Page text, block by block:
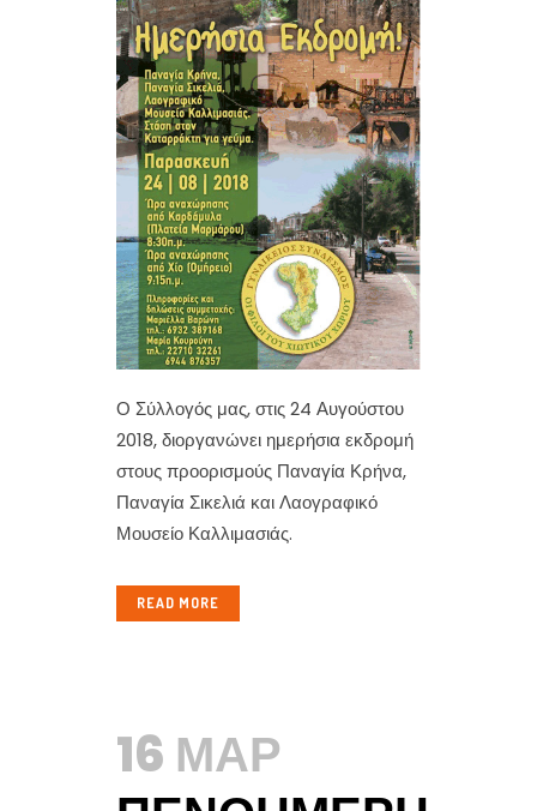
Ο Σύλλογός μας, στις 24 Αυγούστου
2018, διοργανώνει ημερήσια εκδρομή
στους προορισμούς Παναγία Κρήνα,
Παναγία Σικελιά και Λαογραφικό
Μουσείο Καλλιμασιάς.
READ MORE
16 ΜΑΡ